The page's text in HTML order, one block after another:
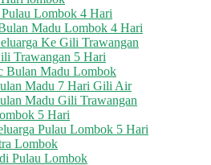
Pulau Lombok 4 Hari
Madu Lombok 4 Hari
Ke Gili Trawangan
Trawangan 5 Hari
Bulan Madu Lombok
Madu 7 Hari Gili Air
Madu Gili Trawangan
5 Hari
Pulau Lombok 5 Hari
Lombok
Pulau Lombok